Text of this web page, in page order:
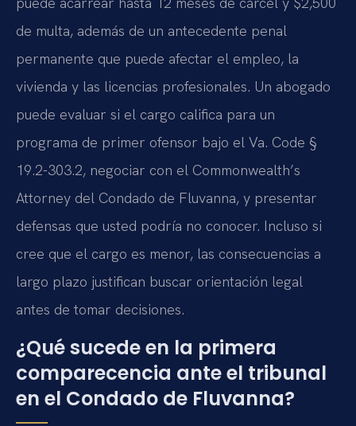
de multa, además de un antecedente penal
permanente que puede afectar el empleo, la
vivienda y las licencias profesionales. Un abogado
puede evaluar si el cargo califica para un
programa de primer ofensor bajo el Va. Code §
19.2-303.2, negociar con el Commonwealth’s
Attorney del Condado de Fluvanna, y presentar
defensas que usted podría no conocer. Incluso si
cree que el cargo es menor, las consecuencias a
largo plazo justifican buscar orientación legal
antes de tomar decisiones.
¿Qué sucede en la primera
comparecencia ante el tribunal
en el Condado de Fluvanna?